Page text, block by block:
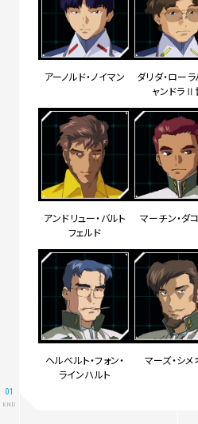
アーノルド・ノイマン
ダリダ・ローラ
ャンドラⅡ
アンドリュー・バルト
フェルド
マーチン・ダ
ヘルベルト・フォン・
ラインハルト
マーズ・シメ